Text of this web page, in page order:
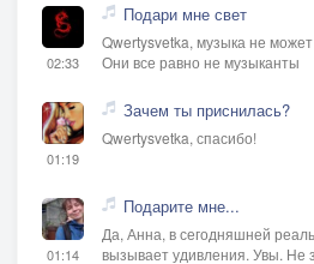
02:33
Подари мне свет
Qwertysvetka, музыка не
Они все равно не музыканты
01:19
Зачем ты приснилась?
Qwertysvetka, спасибо!
01:14
Подарите мне...
Да, Анна, в сегодняшней
вызывает удивления. Увы. Не